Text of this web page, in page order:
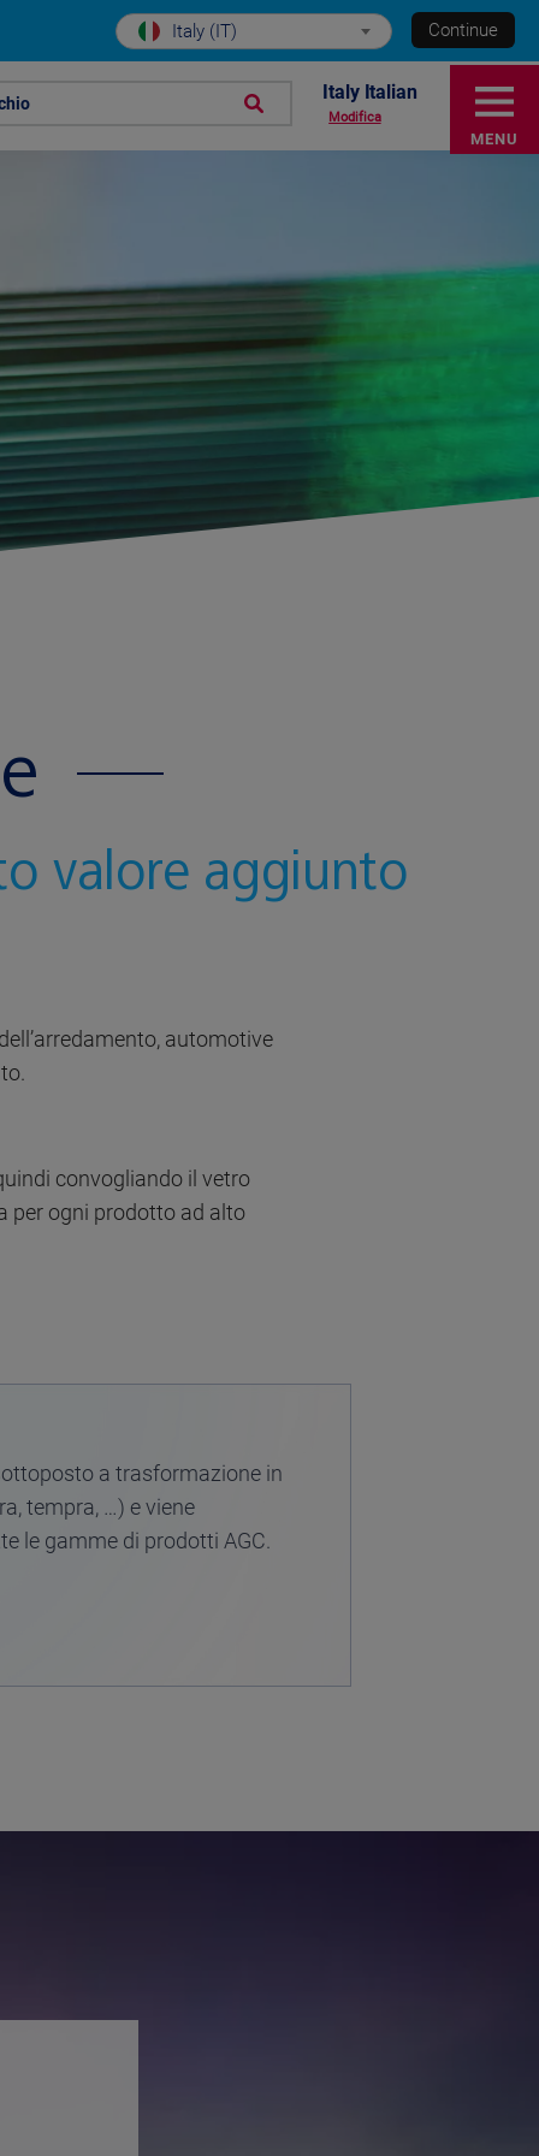
Italy (IT) Continue
Italy Italian
Modifica
valore aggiunto
automotive
convogliando il vetro
per ogni prodotto ad alto
MENU
a trasformazione in
tempra, …) e viene
le gamme di prodotti AGC.